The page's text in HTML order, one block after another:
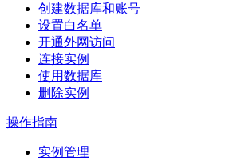
创建数据库和账号
设置白名单
开通外网访问
连接实例
使用数据库
删除实例
操作指南
实例管理